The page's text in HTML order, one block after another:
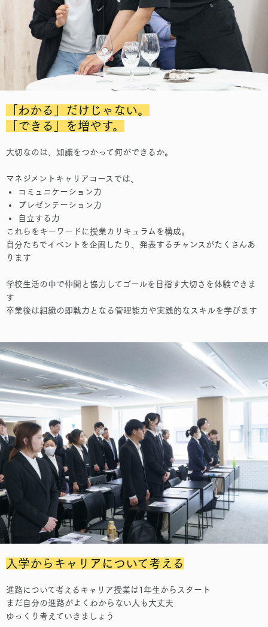
「わかる」だけじゃない。
「できる」を増やす。
大切なのは、知識をつかって何ができるか。
マネジメントキャリアコースでは、
コミュニケーション力
プレゼンテーション力
自立する力
これらをキーワードに授業カリキュラムを構成。
自分たちでイベントを企画したり、発表するチャンスがたくさんあ
ります
学校生活の中で仲間と協力してゴールを目指す大切さを体験できま
す
卒業後は組織の即戦力となる管理能力や実践的なスキルを学びます
入学からキャリアについて考える
進路について考えるキャリア授業は1年生からスタート
まだ自分の進路がよくわからない人も大丈夫
ゆっくり考えていきましょう